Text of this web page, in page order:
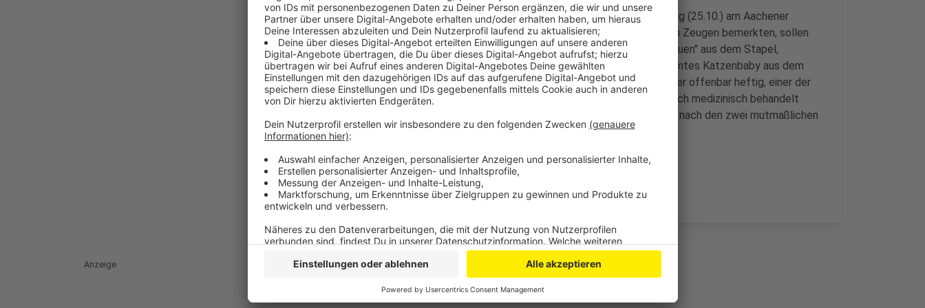
Ein Zeuge hatte gesehen, wie zwei Männer in der Nacht auf Freitag (25.10.) am Aachener
Weiher versuchten, einen Brennholzstapel anzuzünden. Als sie den Zeugen bemerkten, sollen
sie geflüchtet sein. Der Mann sah genauer nach und hörte ein "Miauen" aus dem Stapel,
daraufhin rief er die Polizei. Die Beamten befreiten ein eingeklemmtes Katzenbaby aus dem
Holzstapel und brachten es ins Tierheim. Dabei wehrte es sich aber offenbar heftig, einer der
Polizisten wurde mehrfach in die Hand gebissen und musste danach medizinisch behandelt
werden. Die Polizei hat die Ermittlungen aufgenommen und sucht nach den zwei mutmaßlichen
Tätern.
Anzeige
Anzeige